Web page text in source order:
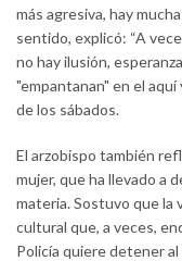
más agresiva, hay
sentido, explicó: “A
no hay ilusión,
"empantanan" en el aquí
de los sábados.
El arzobispo también
mujer, que ha llevado a
materia. Sostuvo que la
cultural que, a veces,
Policía quiere detener